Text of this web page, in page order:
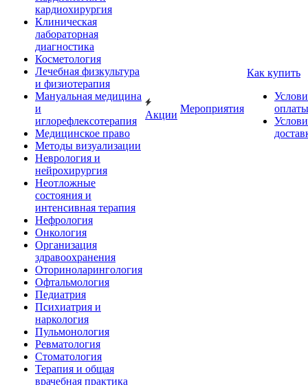
кардиохирургия
Клиническая
лабораторная
диагностика
Косметология
Лечебная физкультура
и физиотерапия
Мануальная медицина
и
иглорефлексотерапия
Медицинское право
Методы визуализации
Неврология и
нейрохирургия
Неотложные
состояния и
интенсивная терапия
Нефрология
Онкология
Организация
здравоохранения
Оториноларингология
Офтальмология
Педиатрия
Психиатрия и
наркология
Пульмонология
Ревматология
Стоматология
Терапия и общая
врачебная практика
Акции
Мероприятия
Как купить
оплаты